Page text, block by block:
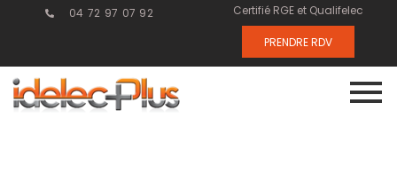
04 72 97 07 92 Certifié RGE et Qualifelec
PRENDRE RDV